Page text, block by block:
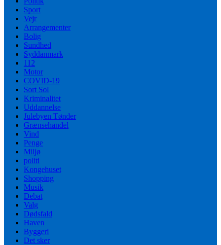
Sport
Vejr
Arrangementer
Bolig
Sundhed
Syddanmark
112
Motor
COVID-19
Sort Sol
Kriminalitet
Uddannelse
Julebyen Tønder
Grænsehandel
Vind
Penge
Miljø
politi
Kongehuset
Shopping
Musik
Debat
Valg
Dødsfald
Haven
Byggeri
Det sker